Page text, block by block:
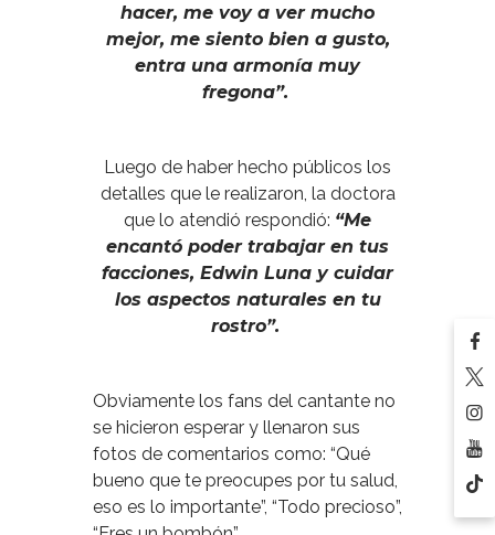
hacer, me voy a ver mucho
mejor, me siento bien a gusto,
entra una armonía muy
fregona”.
Luego de haber hecho públicos los
detalles que le realizaron, la doctora
que lo atendió respondió: “Me
encantó poder trabajar en tus
facciones, Edwin Luna y cuidar
los aspectos naturales en tu
rostro”.
Obviamente los fans del cantante no
se hicieron esperar y llenaron sus
fotos de comentarios como: “Qué
bueno que te preocupes por tu salud,
eso es lo importante”, “Todo precioso”,